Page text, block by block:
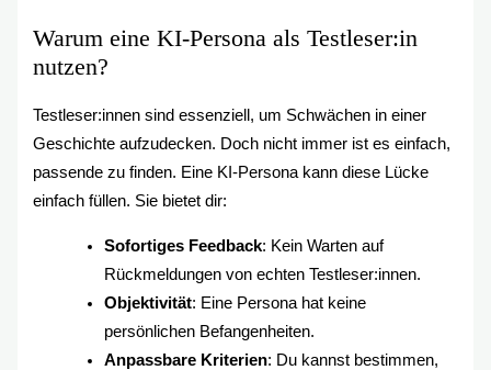
Warum eine KI-Persona als Testleser:in
nutzen?
Testleser:innen sind essenziell, um Schwächen in einer
Geschichte aufzudecken. Doch nicht immer ist es einfach,
passende zu finden. Eine KI-Persona kann diese Lücke
einfach füllen. Sie bietet dir:
Sofortiges Feedback: Kein Warten auf
Rückmeldungen von echten Testleser:innen.
Objektivität: Eine Persona hat keine
persönlichen Befangenheiten.
Anpassbare Kriterien: Du kannst bestimmen,